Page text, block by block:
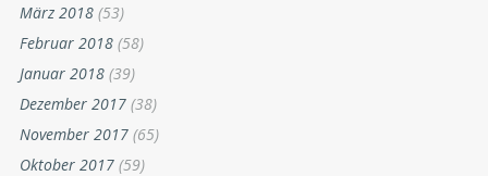
März 2018 (53)
Februar 2018 (58)
Januar 2018 (39)
Dezember 2017 (38)
November 2017 (65)
Oktober 2017 (59)